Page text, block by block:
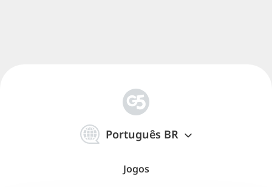
Português BR
体
中
Jogos